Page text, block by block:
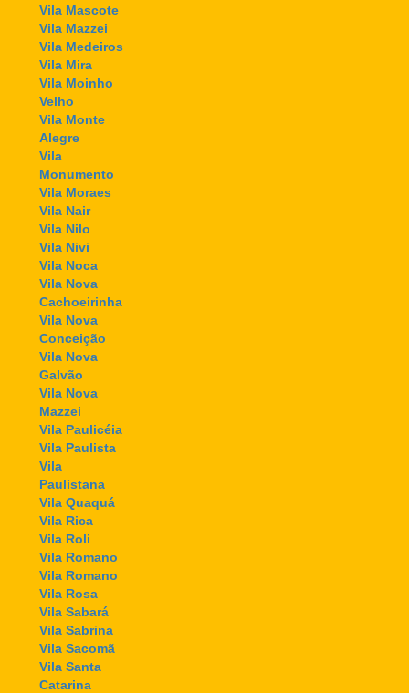
Vila Mascote
Vila Mazzei
Vila Medeiros
Vila Mira
Vila Moinho
Velho
Vila Monte
Alegre
Vila
Monumento
Vila Moraes
Vila Nair
Vila Nilo
Vila Nivi
Vila Noca
Vila Nova
Cachoeirinha
Vila Nova
Conceição
Vila Nova
Galvão
Vila Nova
Mazzei
Vila Paulicéia
Vila Paulista
Vila
Paulistana
Vila Quaquá
Vila Rica
Vila Roli
Vila Romano
Vila Romano
Vila Rosa
Vila Sabará
Vila Sabrina
Vila Sacomã
Vila Santa
Catarina